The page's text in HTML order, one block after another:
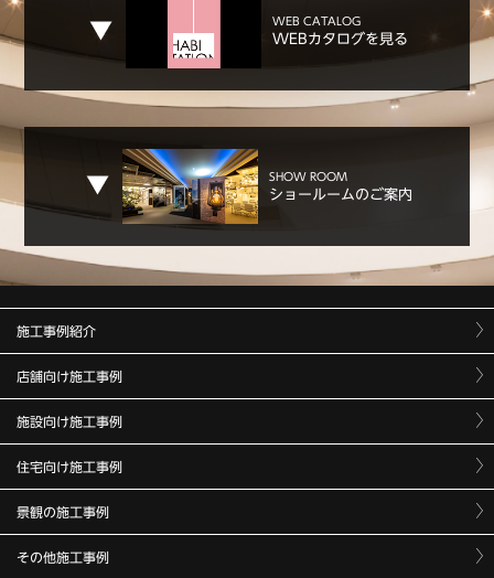
WEB CATALOG
WEBカタログを見る
SHOW ROOM
ショールームのご案内
施工事例紹介
店舗向け施工事例
施設向け施工事例
住宅向け施工事例
景観の施工事例
その他施工事例